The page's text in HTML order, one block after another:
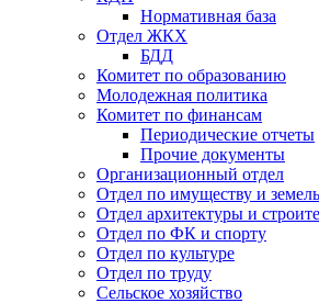
Нормативная база
Отдел ЖКХ
БДД
Комитет по образованию
Молодежная политика
Комитет по финансам
Периодические отчеты
Прочие документы
Организационный отдел
Отдел по имуществу и
Отдел архитектуры и
Отдел по ФК и спорту
Отдел по культуре
Отдел по труду
Сельское хозяйство